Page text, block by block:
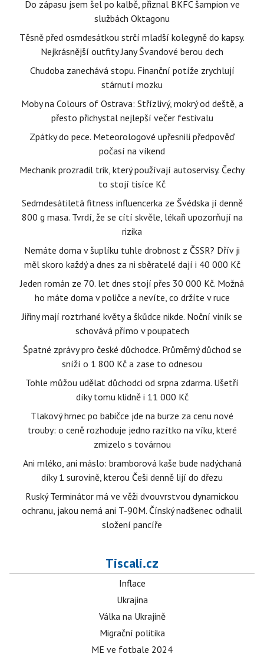
Do zápasu jsem šel po kalbě, přiznal BKFC šampion ve
službách Oktagonu
Těsně před osmdesátkou strčí mladší kolegyně do kapsy.
Nejkrásnější outfity Jany Švandové berou dech
Chudoba zanechává stopu. Finanční potíže zrychlují
stárnutí mozku
Moby na Colours of Ostrava: Střízlivý, mokrý od deště, a
přesto přichystal nejlepší večer festivalu
Zpátky do pece. Meteorologové upřesnili předpověď
počasí na víkend
Mechanik prozradil trik, který používají autoservisy. Čechy
to stojí tisíce Kč
Sedmdesátiletá fitness influencerka ze Švédska jí denně
800 g masa. Tvrdí, že se cítí skvěle, lékaři upozorňují na
rizika
Nemáte doma v šuplíku tuhle drobnost z ČSSR? Dřív ji
měl skoro každý a dnes za ni sběratelé dají i 40 000 Kč
Jeden román ze 70. let dnes stojí přes 30 000 Kč. Možná
ho máte doma v poličce a nevíte, co držíte v ruce
Jiřiny mají roztrhané květy a škůdce nikde. Noční viník se
schovává přímo v poupatech
Špatné zprávy pro české důchodce. Průměrný důchod se
sníží o 1 800 Kč a zase to odnesou
Tohle můžou udělat důchodci od srpna zdarma. Ušetří
díky tomu klidně i 11 000 Kč
Tlakový hrnec po babičce jde na burze za cenu nové
trouby: o ceně rozhoduje jedno razítko na víku, které
zmizelo s továrnou
Ani mléko, ani máslo: bramborová kaše bude nadýchaná
díky 1 surovině, kterou Češi denně lijí do dřezu
Ruský Terminátor má ve věži dvouvrstvou dynamickou
ochranu, jakou nemá ani T-90M. Čínský nadšenec odhalil
složení pancíře
Tiscali.cz
Inflace
Ukrajina
Válka na Ukrajině
Migrační politika
ME ve fotbale 2024